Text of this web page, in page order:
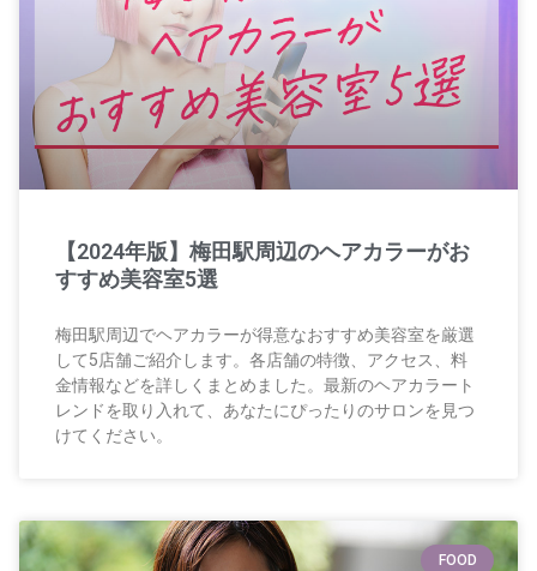
【2024年版】梅田駅周辺のヘアカラーがお
すすめ美容室5選
梅田駅周辺でヘアカラーが得意なおすすめ美容室を厳選
して5店舗ご紹介します。各店舗の特徴、アクセス、料
金情報などを詳しくまとめました。最新のヘアカラート
レンドを取り入れて、あなたにぴったりのサロンを見つ
けてください。
FOOD